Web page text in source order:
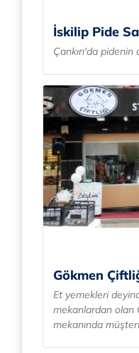
İskilip Pide
Çankırı'da
Gökmen
Et yemekleri
mekanlardan olan
mekanında